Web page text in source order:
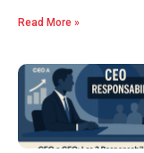
Read More »